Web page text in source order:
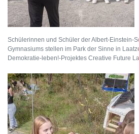
Schülerinnen und Schüler der Albert-Einstein-
Gymnasiums stellen im Park der Sinne in
Demokratie-leben!-Projektes Creative Future